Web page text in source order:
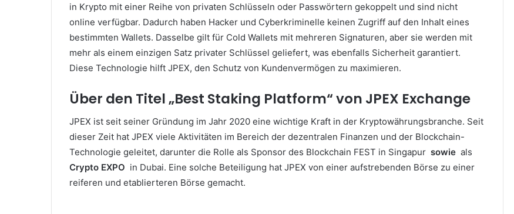
in Krypto mit einer Reihe von privaten Schlüsseln oder Passwörtern gekoppelt und sind nicht
online verfügbar. Dadurch haben Hacker und Cyberkriminelle keinen Zugriff auf den Inhalt eines
bestimmten Wallets. Dasselbe gilt für Cold Wallets mit mehreren Signaturen, aber sie werden mit
mehr als einem einzigen Satz privater Schlüssel geliefert, was ebenfalls Sicherheit garantiert.
Diese Technologie hilft JPEX, den Schutz von Kundenvermögen zu maximieren.
Über den Titel „Best Staking Platform“ von JPEX Exchange
JPEX ist seit seiner Gründung im Jahr 2020 eine wichtige Kraft in der Kryptowährungsbranche. Seit
dieser Zeit hat JPEX viele Aktivitäten im Bereich der dezentralen Finanzen und der Blockchain-
Technologie geleitet, darunter die Rolle als Sponsor des Blockchain FEST in Singapur sowie als
Crypto EXPO in Dubai. Eine solche Beteiligung hat JPEX von einer aufstrebenden Börse zu einer
reiferen und etablierteren Börse gemacht.